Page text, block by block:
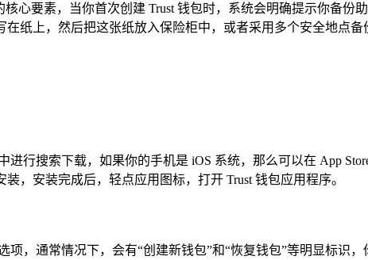
心要素，当你首次创建 Trust 钱包时，系统会明确提示你备
纸上，然后把这张纸放入保险柜中，或者采用多个安全地点
行搜索下载，如果你的手机是 iOS 系统，那么可以在 App
，安装完成后，轻点应用图标，打开 Trust 钱包应用程序。
，通常情况下，会有“创建新钱包”和“恢复钱包”等明显标识